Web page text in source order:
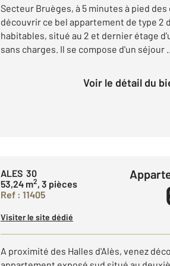
Secteur Bruèges, à 5 minutes à pied
découvrir ce bel appartement de type 2
habitables, situé au 2 et dernier étage
sans charges. Il se compose d'un séjour
Voir le détail du
ALES 30
53,24 m2, 3 pièces
Ref : 11405
Visiter le site dédié
A proximité des Halles d'Alès, venez